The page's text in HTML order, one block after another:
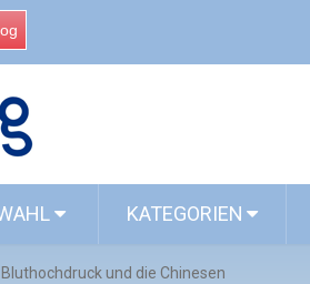
KATEGORIEN
Bluthochdruck und die Chinesen